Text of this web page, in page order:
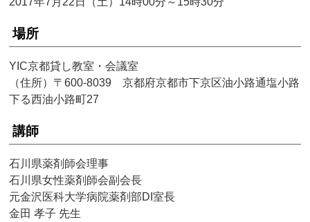
場所
YIC京都貸し教室・会議室
（住所）〒600-8039 京都府京都市下京区油小路通塩小路
下る西油小路町27
講師
石川県薬剤師会理事
石川県女性薬剤師会副会長
元金沢医科大学病院薬剤部DI室長
金田 孝子 先生